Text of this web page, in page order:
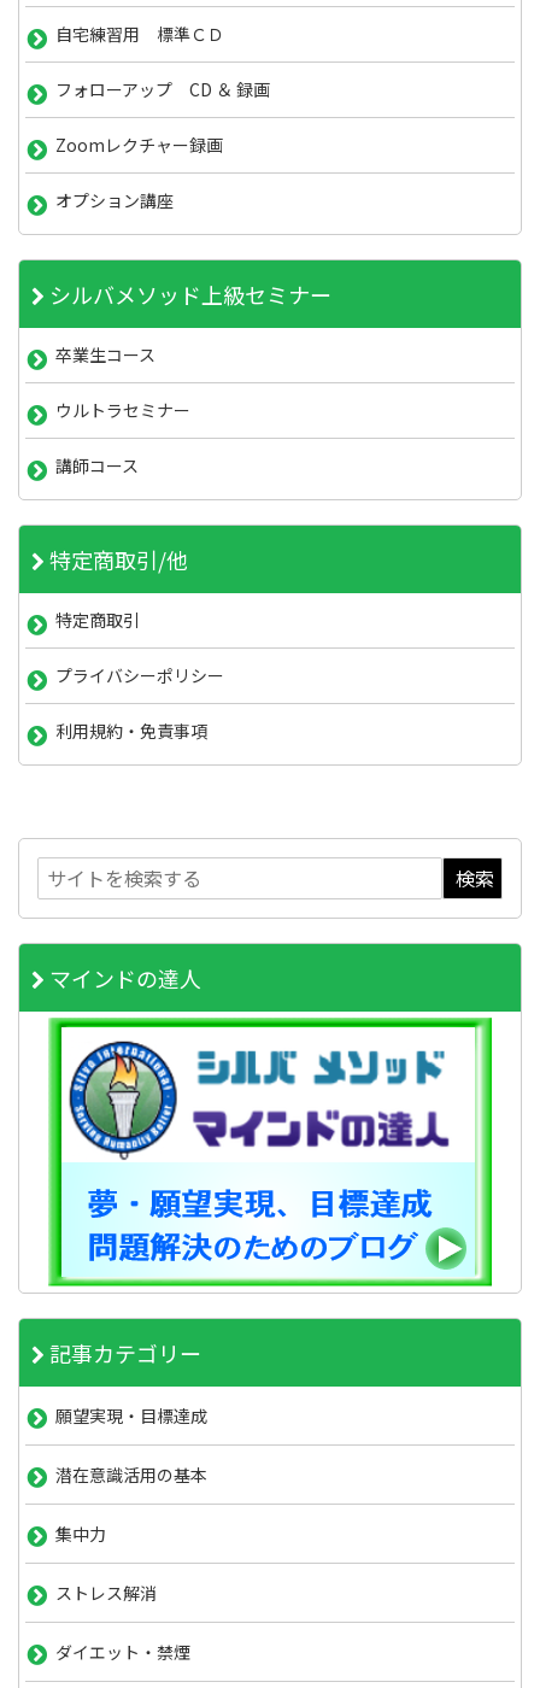
自宅練習用 標準ＣＤ
フォローアップ CD ＆ 録画
Zoomレクチャー録画
オプション講座
シルバメソッド上級セミナー
卒業生コース
ウルトラセミナー
講師コース
特定商取引/他
特定商取引
プライバシーポリシー
利用規約・免責事項
マインドの達人
記事カテゴリー
願望実現・目標達成
潜在意識活用の基本
集中力
ストレス解消
ダイエット・禁煙